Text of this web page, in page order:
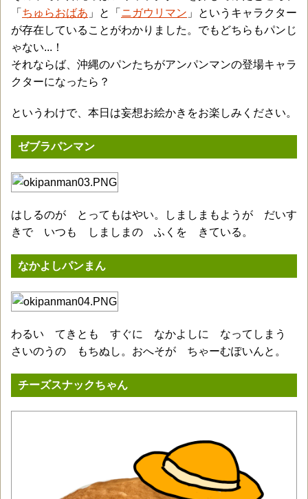
「 ちゅらおばあ 」と「 ニガウリマン 」というキャラクター
が存在していることがわかりました。でもどちらもパンじ
ゃない...！
それならば、沖縄のパンたちがアンパンマンの登場キャラ
クターになったら？
というわけで、本日は妄想お絵かきをお楽しみください。
ゼブラパンマン
はしるのが とってもはやい。しましまもようが だいす
きで いつも しましまの ふくを きている。
なかよしパンまん
わるい てきとも すぐに なかよしに なってしまう
さいのうの もちぬし。おへそが ちゃーむぽいんと。
チーズスナックちゃん